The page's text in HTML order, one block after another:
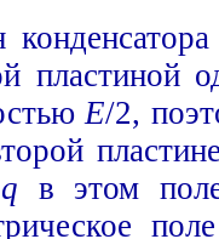
пластиной
Е/2,
q в этом